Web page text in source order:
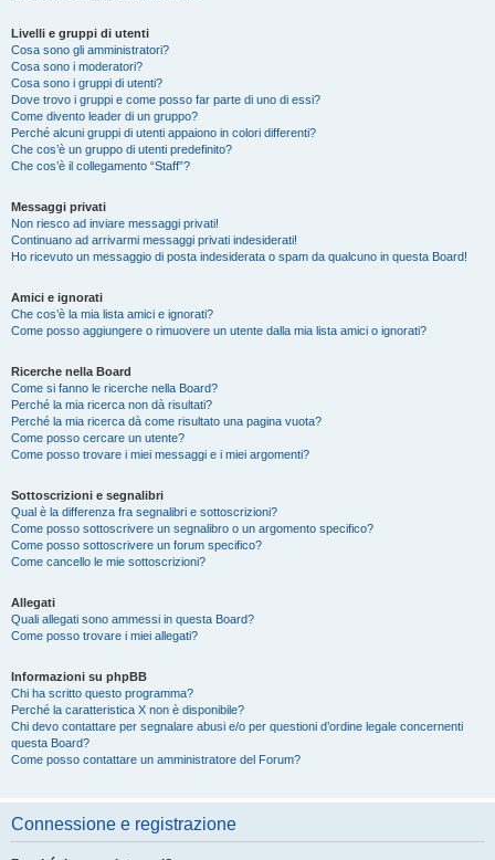
Livelli e gruppi di utenti
Cosa sono gli amministratori?
Cosa sono i moderatori?
Cosa sono i gruppi di utenti?
Dove trovo i gruppi e come posso far parte di uno di essi?
Come divento leader di un gruppo?
Perché alcuni gruppi di utenti appaiono in colori differenti?
Che cos’è un gruppo di utenti predefinito?
Che cos’è il collegamento “Staff”?
Messaggi privati
Non riesco ad inviare messaggi privati!
Continuano ad arrivarmi messaggi privati indesiderati!
Ho ricevuto un messaggio di posta indesiderata o spam da qualcuno in questa Board!
Amici e ignorati
Che cos’è la mia lista amici e ignorati?
Come posso aggiungere o rimuovere un utente dalla mia lista amici o ignorati?
Ricerche nella Board
Come si fanno le ricerche nella Board?
Perché la mia ricerca non dà risultati?
Perché la mia ricerca dà come risultato una pagina vuota?
Come posso cercare un utente?
Come posso trovare i miei messaggi e i miei argomenti?
Sottoscrizioni e segnalibri
Qual è la differenza fra segnalibri e sottoscrizioni?
Come posso sottoscrivere un segnalibro o un argomento specifico?
Come posso sottoscrivere un forum specifico?
Come cancello le mie sottoscrizioni?
Allegati
Quali allegati sono ammessi in questa Board?
Come posso trovare i miei allegati?
Informazioni su phpBB
Chi ha scritto questo programma?
Perché la caratteristica X non è disponibile?
Chi devo contattare per segnalare abusi e/o per questioni d’ordine legale concernenti
questa Board?
Come posso contattare un amministratore del Forum?
Connessione e registrazione